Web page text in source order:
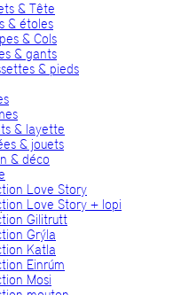
& Tête
& étoles
& Cols
& gants
& pieds
& layette
& jouets
& déco
Love Story
Love Story + lopi
Gilitrutt
Grýla
Katla
Einrúm
Mosi